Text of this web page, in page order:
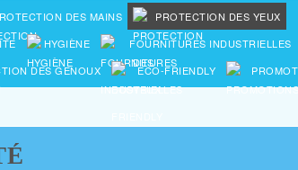
DES MAINS
PROTECTION DES YEUX
HYGIÈNE FOURNITURES INDUSTRIELLES
DES GENOUX ECO-FRIENDLY